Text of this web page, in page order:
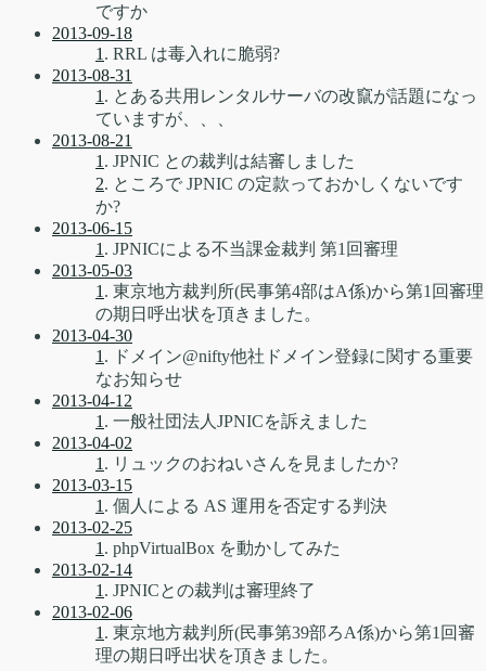
ですか
2013-09-18
1 . RRL は毒入れに脆弱?
2013-08-31
1 . とある共用レンタルサーバの改竄が話題になっ
ていますが、、、
2013-08-21
1 . JPNIC との裁判は結審しました
2. ところで JPNIC の定款っておかしくないです
か?
2013-06-15
1 . JPNICによる不当課金裁判 第1回審理
2013-05-03
1 . 東京地方裁判所(民事第4部はA係)から第1回審理
の期日呼出状を頂きました。
2013-04-30
1 . ドメイン@nifty他社ドメイン登録に関する重要
なお知らせ
2013-04-12
1 . 一般社団法人JPNICを訴えました
2013-04-02
1 . リュックのおねいさんを見ましたか?
2013-03-15
1 . 個人による AS 運用を否定する判決
2013-02-25
1 . phpVirtualBox を動かしてみた
2013-02-14
1 . JPNICとの裁判は審理終了
2013-02-06
1 . 東京地方裁判所(民事第39部ろA係)から第1回審
理の期日呼出状を頂きました。